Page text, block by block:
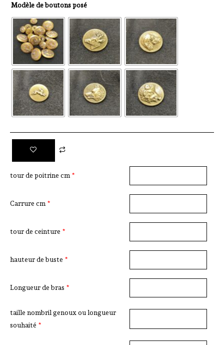
Modèle de boutons posé
tour de poitrine cm *
Carrure cm *
tour de ceinture *
hauteur de buste *
Longueur de bras *
taille nombril genoux ou longueur
souhaité *